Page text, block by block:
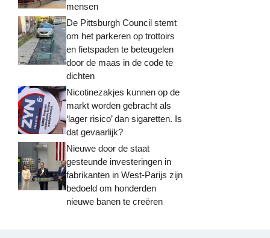
mensen
De Pittsburgh Council stemt
om het parkeren op trottoirs
en fietspaden te beteugelen
door de maas in de code te
dichten
Nicotinezakjes kunnen op de
markt worden gebracht als
‘lager risico’ dan sigaretten. Is
dat gevaarlijk?
Nieuwe door de staat
gesteunde investeringen in
fabrikanten in West-Parijs zijn
bedoeld om honderden
nieuwe banen te creëren